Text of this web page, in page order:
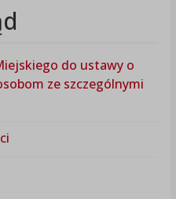
do ustawy o
ze szczególnymi